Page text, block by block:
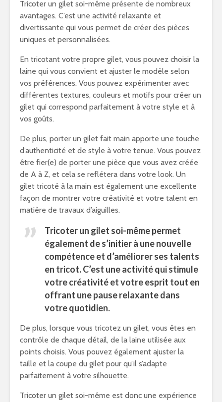
Tricoter un gilet soi-même présente de nombreux
avantages. C’est une activité relaxante et
divertissante qui vous permet de créer des pièces
uniques et personnalisées.
En tricotant votre propre gilet, vous pouvez choisir la
laine qui vous convient et ajuster le modèle selon
vos préférences. Vous pouvez expérimenter avec
différentes textures, couleurs et motifs pour créer un
gilet qui correspond parfaitement à votre style et à
vos goûts.
De plus, porter un gilet fait main apporte une touche
d’authenticité et de style à votre tenue. Vous pouvez
être fier(e) de porter une pièce que vous avez créée
de A à Z, et cela se reflétera dans votre look. Un
gilet tricoté à la main est également une excellente
façon de montrer votre créativité et votre talent en
matière de travaux d’aiguilles.
Tricoter un gilet soi-même permet
également de s’initier à une nouvelle
compétence et d’améliorer ses talents
en tricot. C’est une activité qui stimule
votre créativité et votre esprit tout en
offrant une pause relaxante dans
votre quotidien.
De plus, lorsque vous tricotez un gilet, vous êtes en
contrôle de chaque détail, de la laine utilisée aux
points choisis. Vous pouvez également ajuster la
taille et la coupe du gilet pour qu’il s’adapte
parfaitement à votre silhouette.
Tricoter un gilet soi-même est donc une expérience